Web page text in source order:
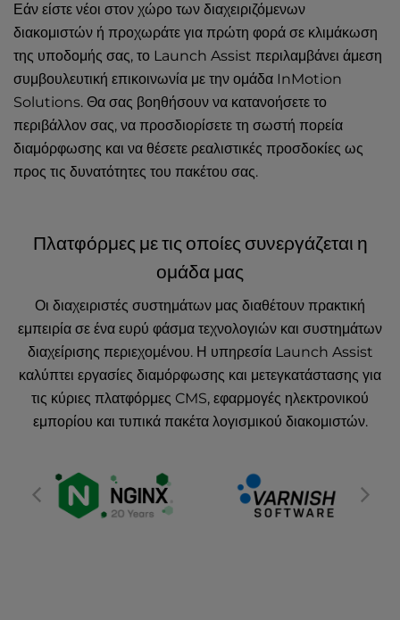
Εάν είστε νέοι στον χώρο των διαχειριζόμενων
διακομιστών ή προχωράτε για πρώτη φορά σε κλιμάκωση
της υποδομής σας, το Launch Assist περιλαμβάνει άμεση
συμβουλευτική επικοινωνία με την ομάδα InMotion
Solutions. Θα σας βοηθήσουν να κατανοήσετε το
περιβάλλον σας, να προσδιορίσετε τη σωστή πορεία
διαμόρφωσης και να θέσετε ρεαλιστικές προσδοκίες ως
προς τις δυνατότητες του πακέτου σας.
Πλατφόρμες με τις οποίες συνεργάζεται η
ομάδα μας
Οι διαχειριστές συστημάτων μας διαθέτουν πρακτική
εμπειρία σε ένα ευρύ φάσμα τεχνολογιών και συστημάτων
διαχείρισης περιεχομένου. Η υπηρεσία Launch Assist
καλύπτει εργασίες διαμόρφωσης και μετεγκατάστασης για
τις κύριες πλατφόρμες CMS, εφαρμογές ηλεκτρονικού
εμπορίου και τυπικά πακέτα λογισμικού διακομιστών.